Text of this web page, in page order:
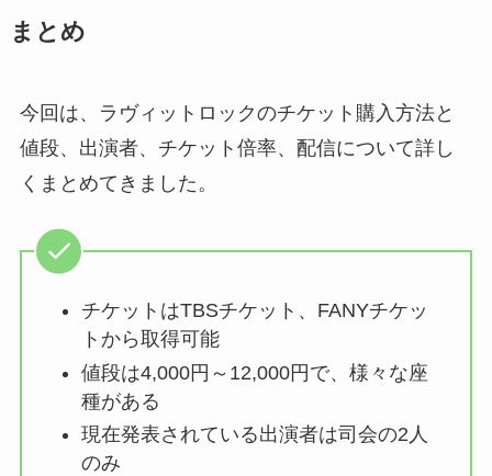
まとめ
今回は、ラヴィットロックのチケット購入方法と
値段、出演者、チケット倍率、配信について詳し
くまとめてきました。
チケットはTBSチケット、FANYチケッ
トから取得可能
値段は4,000円～12,000円で、様々な座
種がある
現在発表されている出演者は司会の2人
のみ